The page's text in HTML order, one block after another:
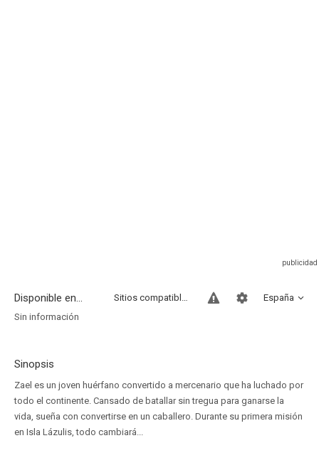
Disponible en... España
Sitios compatibles
Sin información
Sinopsis
Zael es un joven huérfano convertido a mercenario que ha luchado por
todo el continente. Cansado de batallar sin tregua para ganarse la
vida, sueña con convertirse en un caballero. Durante su primera misión
en Isla Lázulis, todo cambiará...